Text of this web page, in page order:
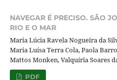
NAVEGAR É PRECISO. SÃO
RIO E O MAR
Maria Lúcia Ravela Nogueira da
Maria Luísa Terra Cola, Paola
Mattos Monken, Valquíria Soares
PDF